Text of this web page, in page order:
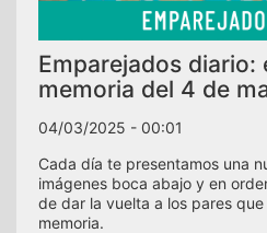
Emparejados diario:
memoria del 4 de
04/03/2025 - 00:01
Cada día te presentamos una
imágenes boca abajo y en
de dar la vuelta a los pares
memoria.